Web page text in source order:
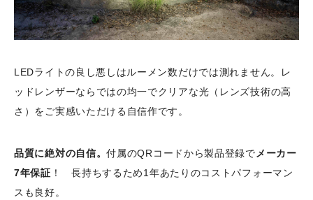
LEDライトの良し悪しはルーメン数だけでは測れません。レ
ッドレンザーならではの均一でクリアな光（レンズ技術の高
さ）をご実感いただける自信作です。
品質に絶対の自信。付属のQRコードから製品登録で メーカー
7年保証 ！ 長持ちするため1年あたりのコストパフォーマン
スも良好。